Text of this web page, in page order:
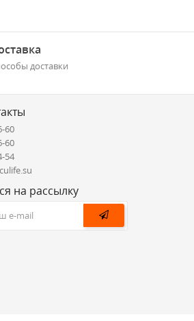
доставки
60
60
54
на рассылку